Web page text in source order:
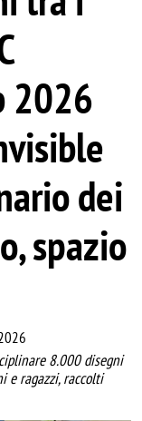
2026
dei
spazio
8.000 disegni
e ragazzi, raccolti